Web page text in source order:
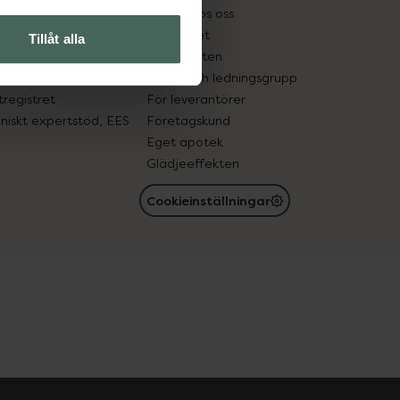
Tillåt alla
expertstöd, EES
Jobba hos oss
Hållbarhet
Samarbeten
Ägare och ledningsgrupp
För leverantörer
Företagskund
Eget apotek
Glädjeeffekten
Cookieinställningar